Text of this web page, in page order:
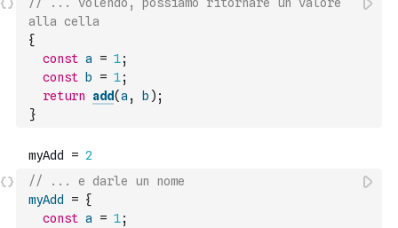
alla cella
{
const a = 1;
const
b = 1;
return
add(a , b ) ;
}
// ... e darle un nome
myAdd
= {
const a = 1;